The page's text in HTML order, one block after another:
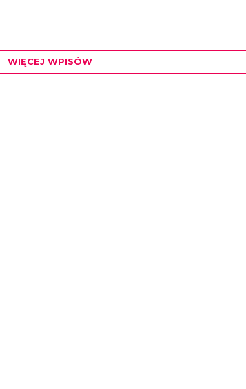
WIĘCEJ WPISÓW